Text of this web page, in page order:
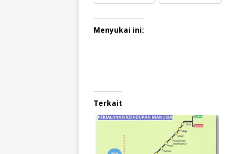
Menyukai ini:
Terkait